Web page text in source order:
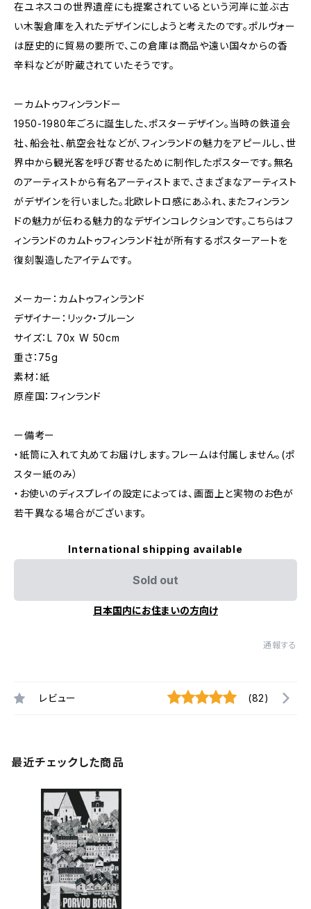
在ユネスコの世界遺産にも提案されているという河岸に並ぶ古
い木製倉庫を入れたデザインにしようと考えたのです。ポルヴォー
は歴史的に貿易の要所で、この倉庫は商品や遠い国々からの香
辛料などが貯蔵されていたそうです。
ーカムトゥフィンランドー
1950-1980年ごろに誕生した、ポスターデザイン。当時の鉄道会
社、船会社、航空会社などが、フィンランドの魅力をアピールし、世
界中から観光客を呼び寄せるために制作したポスターです。無名
のアーティストから有名アーティストまで、さまざまなアーティスト
がデザインを行いました。北欧レトロ感にあふれ、またフィンラン
ドの魅力が伝わる魅力的なデザインコレクションです。こちらはフ
ィンランドのカムトゥフィンランド社が所有するポスターアートを
復刻製造したアイテムです。
メーカー：カムトゥフィンランド
デザイナー：リック・ブルーン
サイズ：L 70x W 50cm
重さ：75g
素材：紙
原産国：フィンランド
ー備考ー
・紙筒に入れて丸めてお届けします。フレームは付属しません。(ポ
スター紙のみ）
・お使いのディスプレイの設定によっては、画面上と実物のお色が
若干異なる場合がございます。
International shipping available
Sold out
日本国内にお住まいの方向け
通報する
レビュー (82)
最近チェックした商品